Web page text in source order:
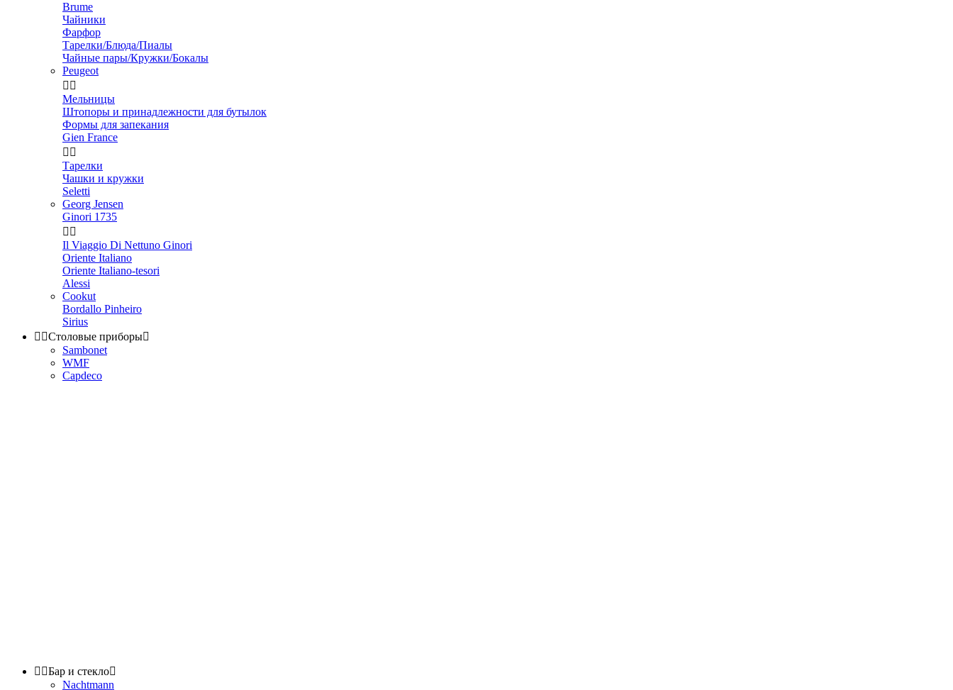
Brume
Чайники
Фарфор
Тарелки/Блюда/Пиалы
Чайные пары/Кружки/Бокалы
Peugeot
 
Мельницы
Штопоры и принадлежности для бутылок
Формы для запекания
Gien France
 
Тарелки
Чашки и кружки
Seletti
Georg Jensen
Ginori 1735
 
Il Viaggio Di Nettuno Ginori
Oriente Italiano
Oriente Italiano-tesori
Alessi
Cookut
Bordallo Pinheiro
Sirius
 Столовые приборы
Sambonet
WMF
Capdeco
 Бар и стекло
Nachtmann